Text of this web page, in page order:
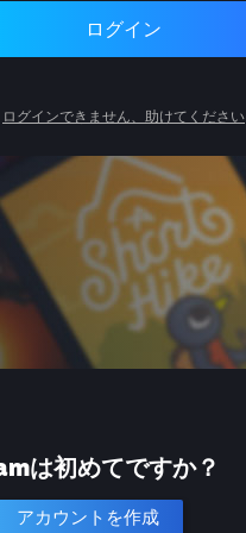
ログイン
ログインできません、助けてください
は初めてですか？
アカウントを作成